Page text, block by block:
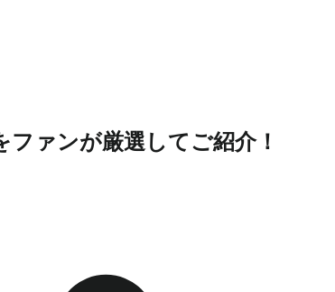
ファンが厳選してご紹介！